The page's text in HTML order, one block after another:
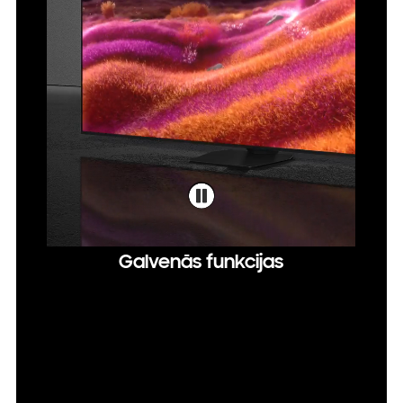
Galvenās funkcijas